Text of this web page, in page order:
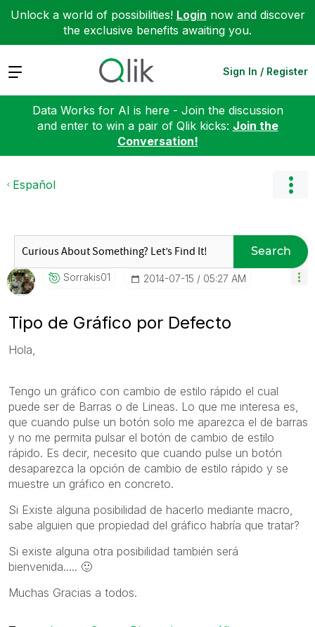
Unlock a world of possibilities! Login now and discover
the exclusive benefits awaiting you.
Expand Sign In / Register
Data Works for AI is here - Join the discussion
and enter to win a pair of Qlik kicks: Join the
Conversation!
Español
Search
Sorrakis01 ‎2014-07-15 05:27 AM
Tipo de Gráfico por Defecto
Hola,
Tengo un gráfico con cambio de estilo rápido el cual
puede ser de Barras o de Lineas. Lo que me interesa es,
que cuando pulse un botón solo me aparezca el de barras
y no me permita pulsar el botón de cambio de estilo
rápido. Es decir, necesito que cuando pulse un botón
desaparezca la opción de cambio de estilo rápido y se
muestre un gráfico en concreto.
Si Existe alguna posibilidad de hacerlo mediante macro,
sabe alguien que propiedad del gráfico habría que tratar?
Si existe alguna otra posibilidad también será
bienvenida..... 🙂
Muchas Gracias a todos.